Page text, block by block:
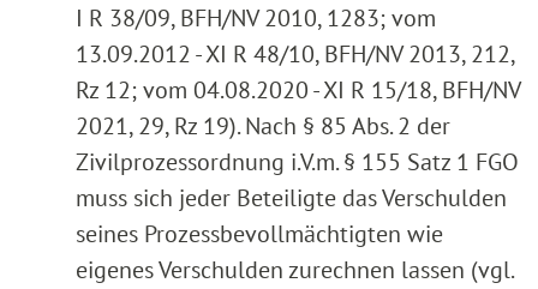
I R 38/09, BFH/NV 2010, 1283; vom
13.09.2012 - XI R 48/10, BFH/NV 2013, 212,
Rz 12; vom 04.08.2020 - XI R 15/18, BFH/NV
2021, 29, Rz 19). Nach § 85 Abs. 2 der
Zivilprozessordnung i.V.m. § 155 Satz 1 FGO
muss sich jeder Beteiligte das Verschulden
seines Prozessbevollmächtigten wie
eigenes Verschulden zurechnen lassen (vgl.